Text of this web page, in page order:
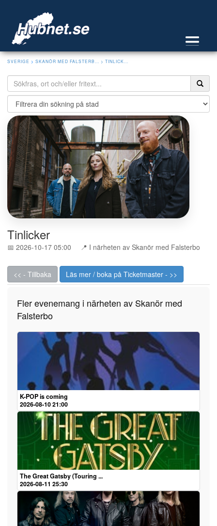
SVERIGE > SKANÖR MED FALSTERB... > TINLICK...
Tinlicker
📅 2026-10-17 05:00 📍 I närheten av Skanör med Falsterbo
<< - Tillbaka Läs mer / boka på Ticketmaster - >>
Fler evenemang i närheten av Skanör med
Falsterbo
K-POP is coming
2026-08-10 21:00
The Great Gatsby (Touring ...
2026-08-11 25:30